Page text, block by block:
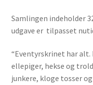
Samlingen indeholder
udgave er tilpasset
“Eventyrskrinet har
ellepiger, hekse og
junkere, kloge tosser